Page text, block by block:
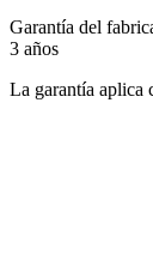
Garantía del
3 años
La garantía aplica